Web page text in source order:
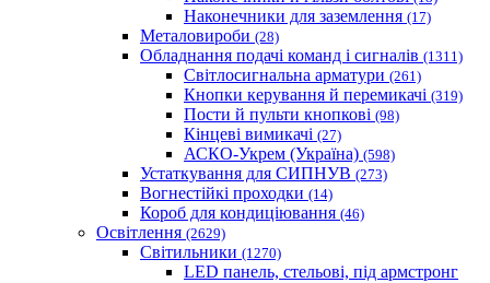
Наконечники для заземлення (17)
Металовироби (28)
Обладнання подачі команд і сигналів (1311)
Світлосигнальна арматури (261)
Кнопки керування й перемикачі (319)
Пости й пульти кнопкові (98)
Кінцеві вимикачі (27)
АСКО-Укрем (Україна) (598)
Устаткування для СИПНУВ (273)
Вогнестійкі проходки (14)
Короб для кондиціювання (46)
Освітлення (2629)
Світильники (1270)
LED панель, стельові, під армстронг